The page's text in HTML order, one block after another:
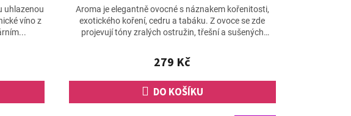
uhlazenou
víno z
hodnocení
produktu
je
5,0
279 Kč
DO KOŠÍKU
Aroma je elegantně ovocné s náznakem kořenitosti,
exotického koření, cedru a tabáku. Z ovoce se zde
projevují tóny zralých ostružin, třešní a sušených